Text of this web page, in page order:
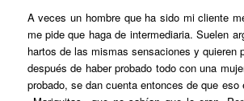
A veces un hombre que ha sido mi cliente
me pide que haga de intermediaria. Suelen
hartos de las mismas sensaciones y quieren
después de haber probado todo con una
probado, se dan cuenta entonces de que